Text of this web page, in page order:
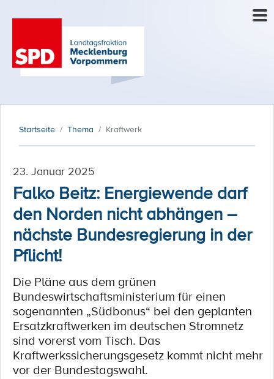
Startseite Thema Kraftwerk
23. Januar 2025
Falko Beitz: Energiewende darf
den Norden nicht abhängen –
nächste Bundesregierung in der
Pflicht!
Die Pläne aus dem grünen
Bundeswirtschaftsministerium für einen
sogenannten „Südbonus“ bei den geplanten
Ersatzkraftwerken im deutschen Stromnetz
sind vorerst vom Tisch. Das
Kraftwerkssicherungsgesetz kommt nicht mehr
vor der Bundestagswahl.